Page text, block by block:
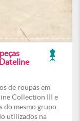
de roupas em
Collection III e
do mesmo grupo.
utilizados na